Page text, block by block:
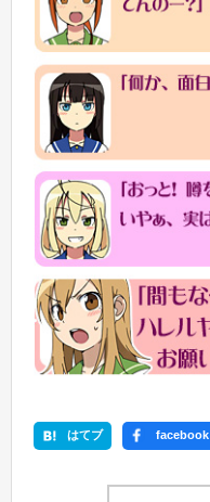
はてブ facebook